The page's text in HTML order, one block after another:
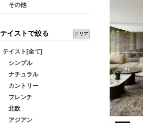
その他
テイストで絞る クリア
テイスト[全て]
シンプル
ナチュラル
カントリー
フレンチ
北欧
アジアン